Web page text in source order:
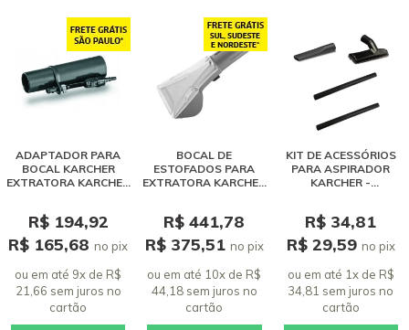
ADAPTADOR PARA
BOCAL KARCHER
EXTRATORA KARCHER
R$ 194,92
R$ 165,68no pix
ou em até 9x de R$
21,66 sem juros no
cartão
BOCAL DE
ESTOFADOS PARA
EXTRATORA KARCHER
R$ 441,78
R$ 375,51 no pix
ou em até 10x de R$
44,18 sem juros no
cartão
KIT DE ACESSÓRIOS
PARA ASPIRADOR
KARCHER -
BOCAL DE CANTOS
R$ 34,81
R$ 29,59 no pix
ou em até 1x de R$
34,81 sem jurosno
cartão